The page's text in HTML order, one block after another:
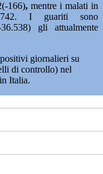
166), mentre i malati in
I guariti sono
gli attualmente
giornalieri su
di controllo) nel
Italia.